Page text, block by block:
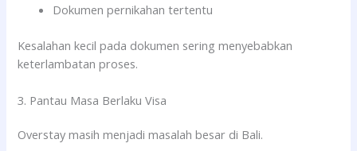
Dokumen pernikahan tertentu
Kesalahan kecil pada dokumen sering menyebabkan
keterlambatan proses.
3. Pantau Masa Berlaku Visa
Overstay masih menjadi masalah besar di Bali.